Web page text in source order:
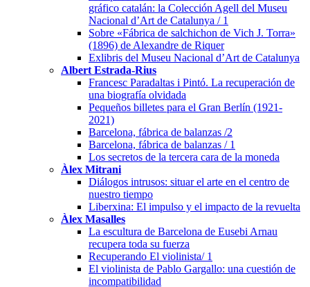
gráfico catalán: la Colección Agell del Museu
Nacional d’Art de Catalunya / 1
Sobre «Fábrica de salchichon de Vich J. Torra»
(1896) de Alexandre de Riquer
Exlibris del Museu Nacional d’Art de Catalunya
Albert Estrada-Rius
Francesc Paradaltas i Pintó. La recuperación de
una biografía olvidada
Pequeños billetes para el Gran Berlín (1921-
2021)
Barcelona, fábrica de balanzas /2
Barcelona, fábrica de balanzas / 1
Los secretos de la tercera cara de la moneda
Àlex Mitrani
Diálogos intrusos: situar el arte en el centro de
nuestro tiempo
Liberxina: El impulso y el impacto de la revuelta
Àlex Masalles
La escultura de Barcelona de Eusebi Arnau
recupera toda su fuerza
Recuperando El violinista/ 1
El violinista de Pablo Gargallo: una cuestión de
incompatibilidad